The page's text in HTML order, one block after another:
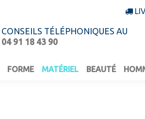
CONSEILS TÉLÉPHONIQUES AU
04 91 18 43 90
FORME MATÉRIEL BEAUTÉ